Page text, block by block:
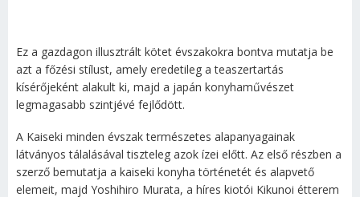
Ez a gazdagon illusztrált kötet évszakokra bontva mutatja be
azt a főzési stílust, amely eredetileg a teaszertartás
kísérőjeként alakult ki, majd a japán konyhaművészet
legmagasabb szintjévé fejlődött.
A Kaiseki minden évszak természetes alapanyagainak
látványos tálalásával tiszteleg azok ízei előtt. Az első részben a
szerző bemutatja a kaiseki konyha történetét és alapvető
elemeit, majd Yoshihiro Murata, a híres kiotói Kikunoi étterem